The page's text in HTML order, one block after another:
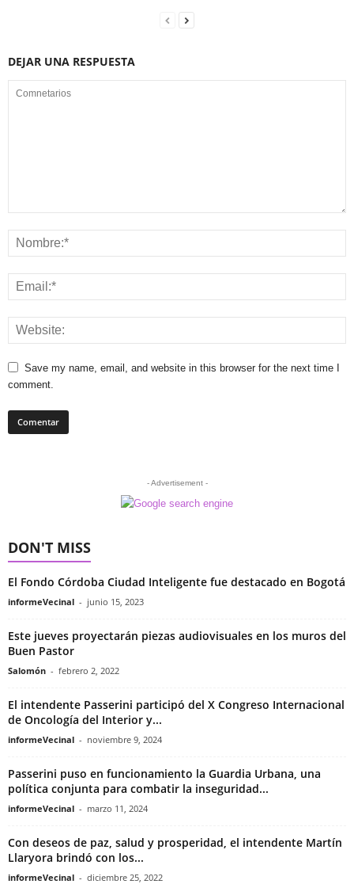
DEJAR UNA RESPUESTA
Save my name, email, and website in this browser for the next time I
comment.
- Advertisement -
DON'T MISS
El Fondo Córdoba Ciudad Inteligente fue destacado en Bogotá
informeVecinal - junio 15, 2023
Este jueves proyectarán piezas audiovisuales en los muros del
Buen Pastor
Salomón - febrero 2, 2022
El intendente Passerini participó del X Congreso Internacional
de Oncología del Interior y...
informeVecinal - noviembre 9, 2024
Passerini puso en funcionamiento la Guardia Urbana, una
política conjunta para combatir la inseguridad...
informeVecinal - marzo 11, 2024
Con deseos de paz, salud y prosperidad, el intendente Martín
Llaryora brindó con los...
informeVecinal - diciembre 25, 2022